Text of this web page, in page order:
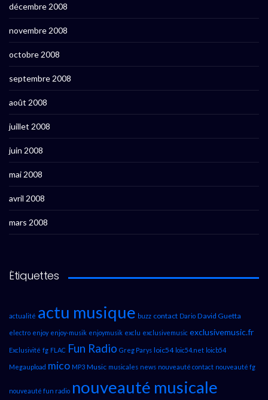
décembre 2008
novembre 2008
octobre 2008
septembre 2008
août 2008
juillet 2008
juin 2008
mai 2008
avril 2008
mars 2008
Étiquettes
actualité actu musique buzz contact Dario David Guetta
electro enjoy enjoy-musik enjoymusik exclu exclusivemusic exclusivemusic.fr
Exclusivité fg FLAC Fun Radio Greg Parys loic54 loic54.net loicb54
Megaupload mico MP3 Music musicales news nouveauté contact nouveauté fg
nouveauté fun radio nouveauté musicale